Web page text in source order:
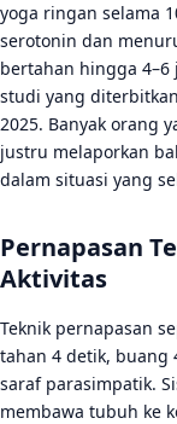
yoga ringan selama
serotonin dan
bertahan hingga
studi yang
2025. Banyak orang
justru melaporkan
dalam situasi yang
Pernapasan
Aktivitas
Teknik pernapasan
tahan 4 detik, buang
saraf parasimpatik.
membawa tubuh ke